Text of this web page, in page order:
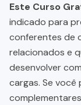
Este Curso
indicado para
conferentes de
relacionados e
desenvolver
cargas. Se